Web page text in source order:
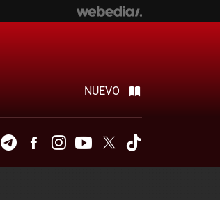
NUEVO
TelegramFacebookInstagramYoutubeTwitter